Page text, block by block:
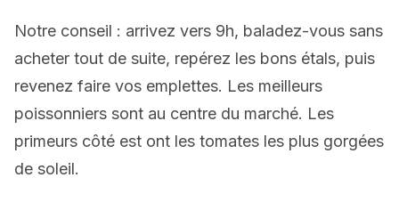
Notre conseil : arrivez vers 9h, baladez-vous sans
acheter tout de suite, repérez les bons étals, puis
revenez faire vos emplettes. Les meilleurs
poissonniers sont au centre du marché. Les
primeurs côté est ont les tomates les plus gorgées
de soleil.